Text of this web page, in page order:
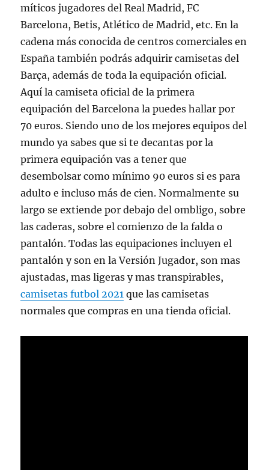
míticos jugadores del Real Madrid, FC
Barcelona, Betis, Atlético de Madrid, etc. En la
cadena más conocida de centros comerciales en
España también podrás adquirir camisetas del
Barça, además de toda la equipación oficial.
Aquí la camiseta oficial de la primera
equipación del Barcelona la puedes hallar por
70 euros. Siendo uno de los mejores equipos del
mundo ya sabes que si te decantas por la
primera equipación vas a tener que
desembolsar como mínimo 90 euros si es para
adulto e incluso más de cien. Normalmente su
largo se extiende por debajo del ombligo, sobre
las caderas, sobre el comienzo de la falda o
pantalón. Todas las equipaciones incluyen el
pantalón y son en la Versión Jugador, son mas
ajustadas, mas ligeras y mas transpirables,
camisetas futbol 2021 que las camisetas
normales que compras en una tienda oficial.